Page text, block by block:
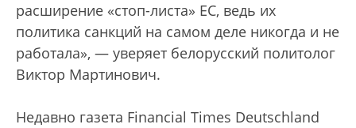
расширение «стоп-листа» ЕС, ведь их
политика санкций на самом деле никогда и не
работала», — уверяет белорусский политолог
Виктор Мартинович.
Недавно газета Financial Times Deutschland